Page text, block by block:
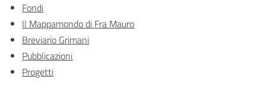
Fondi
Il Mappamondo di Fra Mauro
Breviario Grimani
Pubblicazioni
Progetti